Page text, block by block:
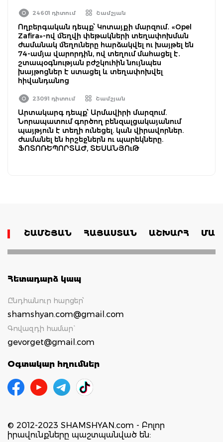
24601 դիտում Շամշյան
Ողբերգական դեպք՝ Կոտայքի մարզում․ «Opel
Zafira»-ով մեղվի փեթակների տեղափոխման
ժամանակ մեղուները հարձակվել ու խայթել են
74-ամյա վարորդին, ով տեղում մահացել է․
շտապօգնության բժշկուհին նույնպես
խայթոցներ է ստացել և տեղափոխվել
հիվանդանոց
23091 դիտում Շամշյան
Արտակարգ դեպք՝ Արմավիրի մարզում.
Նորապատում գործող բենզալցակայանում
պայթյուն է տեղի ունեցել. կան վիրավորներ.
ժամանել են հրշեջներն ու պարեկները.
ՖՈՏՈՌԵՊՈՐՏԱԺ, ՏԵՍԱՆՅՈւԹ
ՇԱՄՇՅԱՆ ՀԱՅԱՍՏԱՆ ԱՇԽԱՐՀ
Հետադարձ կապ
Ընդհանուր հարցեր՝
shamshyan.com@gmail.com
Գովազդի համար`
gevorget@gmail.com
Օգտակար հղումներ
© 2012-2023 SHAMSHYAN.com - Բոլոր
իրավունքները պաշտպանված են: